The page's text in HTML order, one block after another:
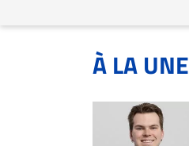
ET
EMPLOISÀ LA UNE